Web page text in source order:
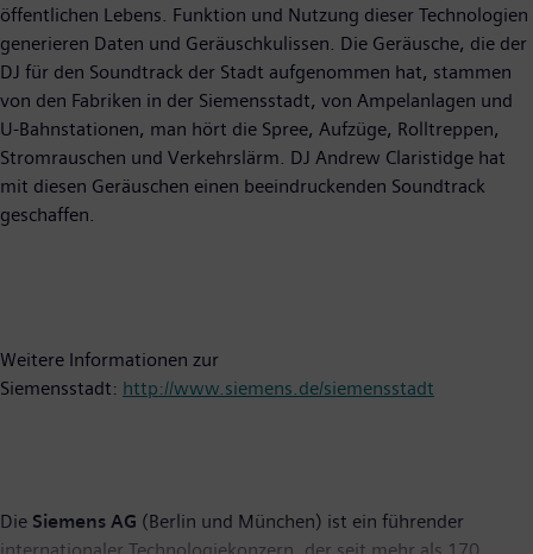
öffentlichen Lebens. Funktion und Nutzung dieser Technologien
generieren Daten und Geräuschkulissen. Die Geräusche, die der
DJ für den Soundtrack der Stadt aufgenommen hat, stammen
von den Fabriken in der Siemensstadt, von Ampelanlagen und
U-Bahnstationen, man hört die Spree, Aufzüge, Rolltreppen,
Stromrauschen und Verkehrslärm. DJ Andrew Claristidge hat
mit diesen Geräuschen einen beeindruckenden Soundtrack
geschaffen.
Weitere Informationen zur
Siemensstadt: http://www.siemens.de/siemensstadt
Die Siemens AG (Berlin und München) ist ein führender